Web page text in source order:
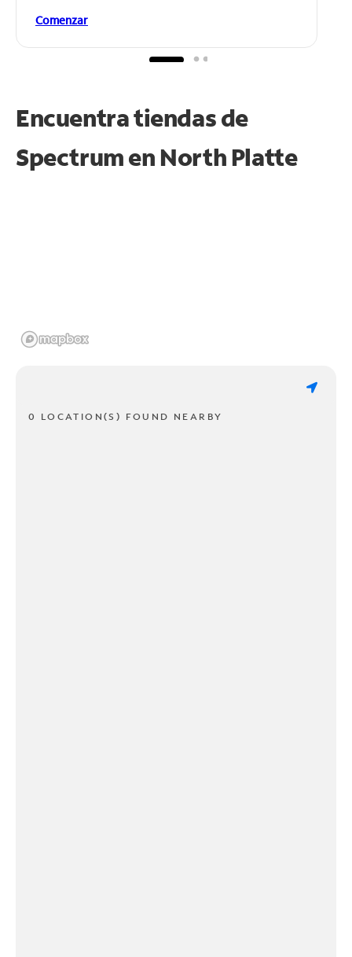
Comenzar
Encuentra tiendas de
Spectrum en North Platte
0 LOCATION(S) FOUND NEARBY